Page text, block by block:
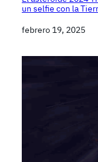
un selfie con la
Fecha
febrero 19, 2025